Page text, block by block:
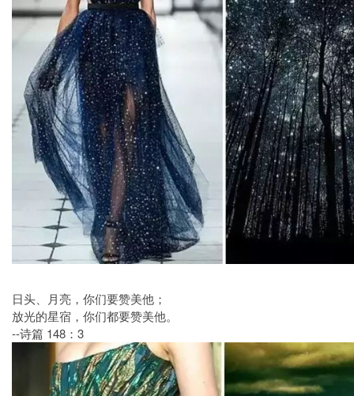
日头、月亮，你们要赞美他；
放光的星宿，你们都要赞美他。
--诗篇 148：3